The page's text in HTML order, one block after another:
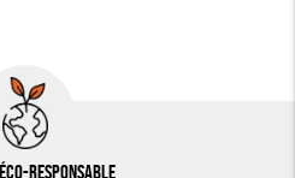
responsable